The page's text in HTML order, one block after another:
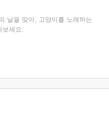
날을 맞아, 고양이를 노래하는
보세요.